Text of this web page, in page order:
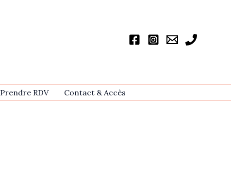
Prendre RDV Contact & Accѐs